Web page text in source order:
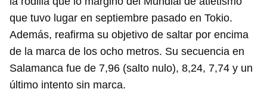
que tuvo lugar en septiembre pasado en Tokio.
Además, reafirma su objetivo de saltar por encima
de la marca de los ocho metros. Su secuencia en
Salamanca fue de 7,96 (salto nulo), 8,24, 7,74 y un
último intento sin marca.